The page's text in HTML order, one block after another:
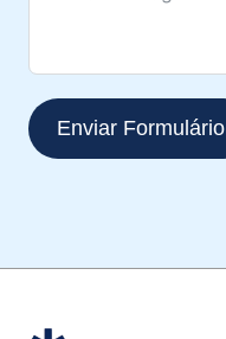
Enviar Formulário